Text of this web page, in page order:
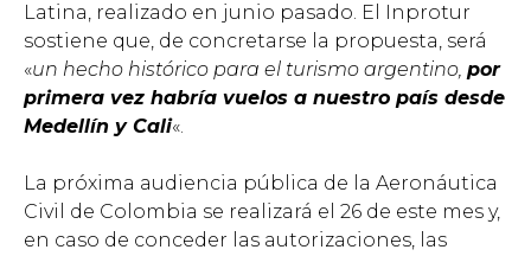
Latina, realizado en junio pasado. El Inprotur
sostiene que, de concretarse la propuesta, será
«un hecho histórico para el turismo argentino, por
primera vez habría vuelos a nuestro país desde
Medellín y Cali«.
La próxima audiencia pública de la Aeronáutica
Civil de Colombia se realizará el 26 de este mes y,
en caso de conceder las autorizaciones, las